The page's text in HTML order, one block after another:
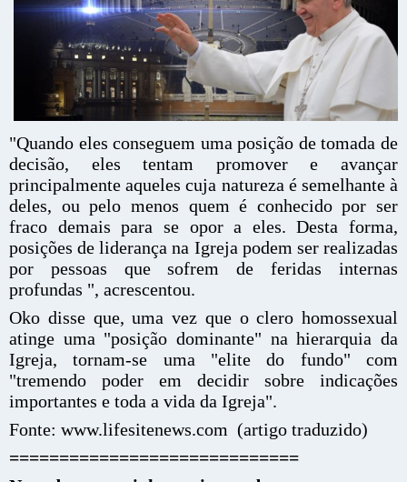
"Quando eles conseguem uma posição de tomada de
decisão, eles tentam promover e avançar
principalmente aqueles cuja natureza é semelhante à
deles, ou pelo menos quem é conhecido por ser
fraco demais para se opor a eles. Desta forma,
posições de liderança na Igreja podem ser realizadas
por pessoas que sofrem de feridas internas
profundas ", acrescentou.
Oko disse que, uma vez que o clero homossexual
atinge uma "posição dominante" na hierarquia da
Igreja, tornam-se uma "elite do fundo" com
"tremendo poder em decidir sobre indicações
importantes e toda a vida da Igreja".
Fonte: www.lifesitenews.com (artigo traduzido)
=============================